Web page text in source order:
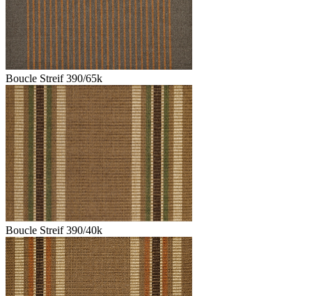
Boucle Streif 390/65k
Boucle Streif 390/40k